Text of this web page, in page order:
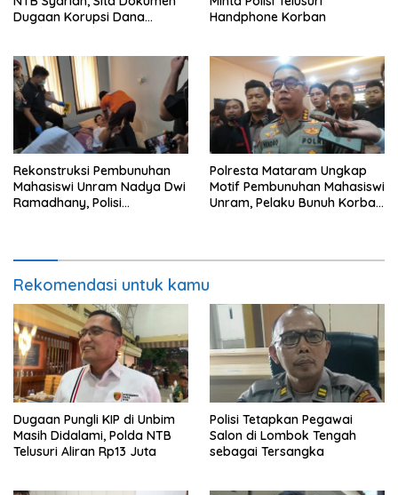
Dugaan Korupsi Dana
Handphone Korban
Rekonstruksi Pembunuhan
Mahasiswi Unram Nadya Dwi
Ramadhany, Polisi
Polresta Mataram Ungkap
Motif Pembunuhan Mahasiswi
Unram, Pelaku Bunuh Korban
Rekomendasi untuk kamu
Dugaan Pungli KIP di Unbim
Masih Didalami, Polda NTB
Telusuri Aliran Rp13 Juta
Polisi Tetapkan Pegawai
Salon di Lombok Tengah
sebagai Tersangka